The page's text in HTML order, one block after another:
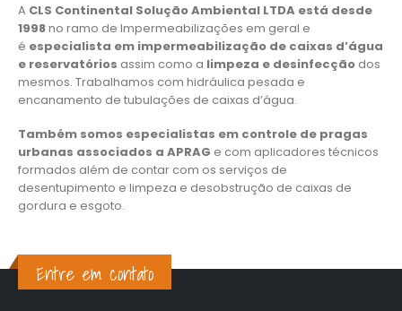
A CLS Continental Solução Ambiental LTDA está desde
1998no ramo de Impermeabilizações em geral e
é especialista em impermeabilização de caixas d’água
e reservatórios assim como a limpeza e desinfecção dos
mesmos. Trabalhamos com hidráulica pesada e
encanamento de tubulações de caixas d’água.
Também somos especialistas em controle de pragas
urbanas associados a APRAG e com aplicadores técnicos
formados além de contar com os serviços de
desentupimento e limpeza e desobstrução de caixas de
gordura e esgoto.
Entre em contato